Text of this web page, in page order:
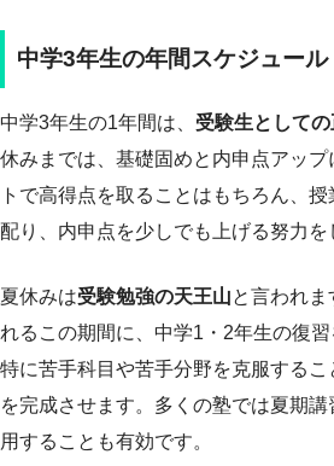
中学3年生の年間スケジュール
中学3年生の1年間は、 受験生として
休みまでは、基礎固めと内申点アッ
トで高得点を取ることはもちろん、
配り、内申点を少しでも上げる努力を
夏休みは受験勉強の天王山と言われ
れるこの期間に、中学1・2年生の復習
特に苦手科目や苦手分野を克服する
を完成させます。多くの塾では夏期
用することも有効です。